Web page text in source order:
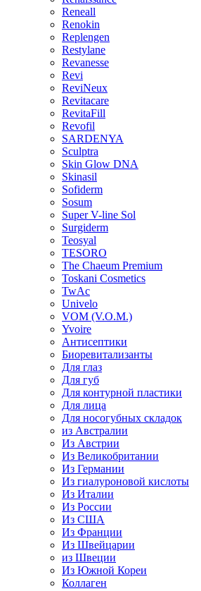
Reneall
Renokin
Replengen
Restylane
Revanesse
Revi
ReviNeux
Revitacare
RevitaFill
Revofil
SARDENYA
Sculptra
Skin Glow DNA
Skinasil
Sofiderm
Sosum
Super V-line Sol
Surgiderm
Teosyal
TESORO
The Chaeum Premium
Toskani Cosmetics
TwAc
Univelo
VOM (V.O.M.)
Yvoire
Антисептики
Биоревитализанты
Для глаз
Для губ
Для контурной пластики
Для лица
Для носогубных складок
из Австралии
Из Австрии
Из Великобритании
Из Германии
Из гиалуроновой кислоты
Из Италии
Из России
Из США
Из Франции
Из Швейцарии
из Швеции
Из Южной Кореи
Коллаген